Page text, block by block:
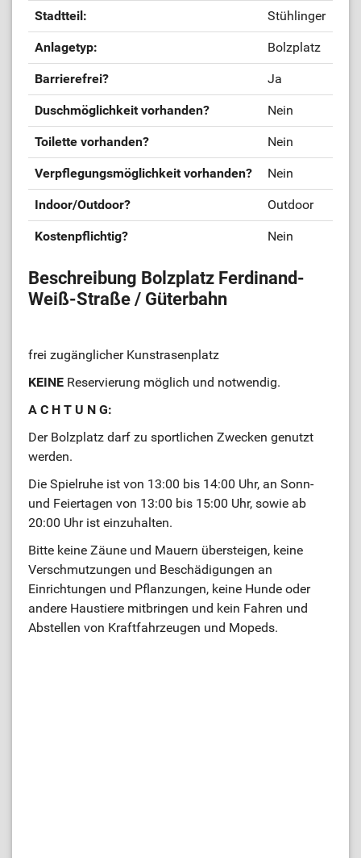
Stadtteil: Stühlinger
Anlagetyp: Bolzplatz
Barrierefrei? Ja
Duschmöglichkeit vorhanden? Nein
Toilette vorhanden? Nein
Verpflegungsmöglichkeit vorhanden? Nein
Indoor/Outdoor? Outdoor
Kostenpflichtig? Nein
Beschreibung Bolzplatz Ferdinand-
Weiß-Straße / Güterbahn
frei zugänglicher Kunstrasenplatz
KEINE Reservierung möglich und notwendig.
A C H T U N G:
Der Bolzplatz darf zu sportlichen Zwecken genutzt
werden.
Die Spielruhe ist von 13:00 bis 14:00 Uhr, an Sonn-
und Feiertagen von 13:00 bis 15:00 Uhr, sowie ab
20:00 Uhr ist einzuhalten.
Bitte keine Zäune und Mauern übersteigen, keine
Verschmutzungen und Beschädigungen an
Einrichtungen und Pflanzungen, keine Hunde oder
andere Haustiere mitbringen und kein Fahren und
Abstellen von Kraftfahrzeugen und Mopeds.